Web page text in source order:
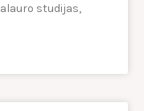
studijas,